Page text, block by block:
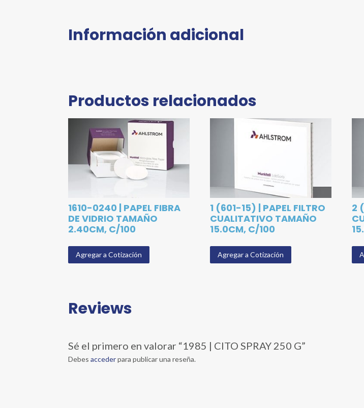
Información adicional
Productos relacionados
1610-0240 | PAPEL FIBRA
DE VIDRIO TAMAÑO
2.40CM, C/100
Agregar a Cotización
1 (601-15) | PAPEL FILTRO
CUALITATIVO TAMAÑO
15.0CM, C/100
Agregar a Cotización
2
Reviews
Sé el primero en valorar “1985 | CITO SPRAY 250 G”
Debesaccederpara publicar una reseña.